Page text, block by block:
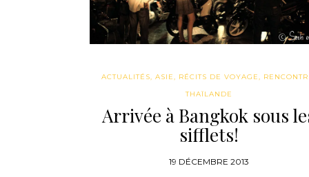
ACTUALITÉS, ASIE, RÉCITS DE VOYAGE,
THAÏLANDE
Arrivée à Bangkok sous
sifflets!
19 DÉCEMBRE 2013